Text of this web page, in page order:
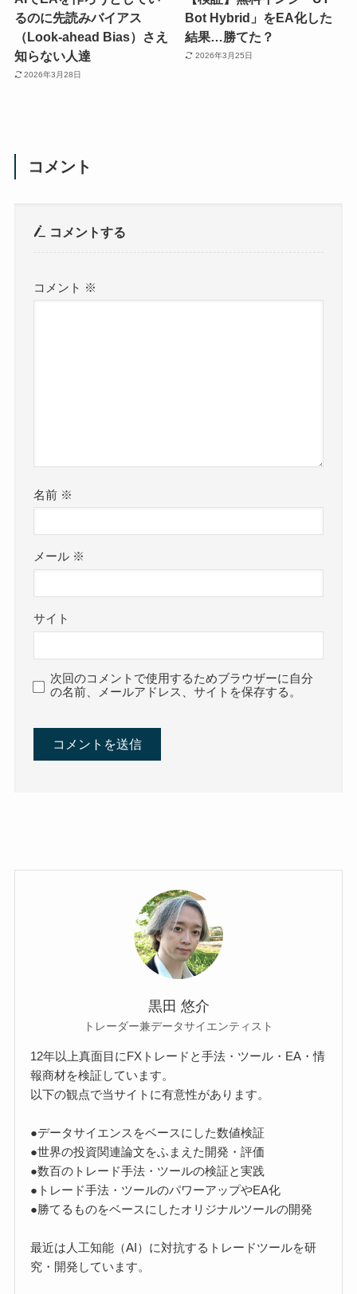
るのに先読みバイアス
（Look-ahead Bias）さえ
知らない人達
2026年3月28日
Bot Hybrid」をEA化した
結果…勝てた？
2026年3月25日
コメント
コメントする
コメント ※
名前 ※
メール ※
サイト
次回のコメントで使用するためブラウザーに自分
の名前、メールアドレス、サイトを保存する。
黒田 悠介
トレーダー兼データサイエンティスト
12年以上真面目にFXトレードと手法・ツール・EA・情
報商材を検証しています。
以下の観点で当サイトに有意性があります。
●データサイエンスをベースにした数値検証
●世界の投資関連論文をふまえた開発・評価
●数百のトレード手法・ツールの検証と実践
●トレード手法・ツールのパワーアップやEA化
●勝てるものをベースにしたオリジナルツールの開発
最近は人工知能（AI）に対抗するトレードツールを研
究・開発しています。